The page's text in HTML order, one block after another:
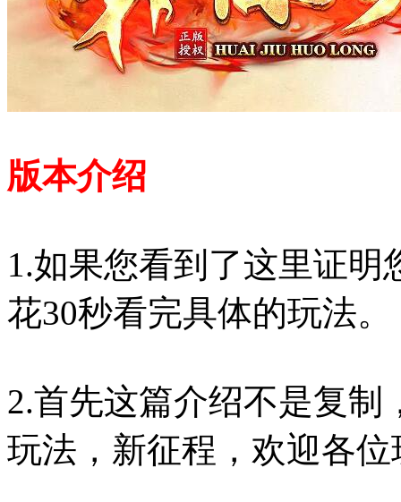
版本介绍
1.如果您看到了这里证
花30秒看完具体的玩法。
2.首先这篇介绍不是复
玩法，新征程，欢迎各位